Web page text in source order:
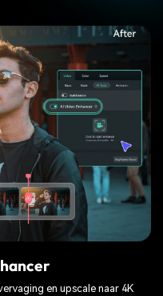
en upscale naar 4K